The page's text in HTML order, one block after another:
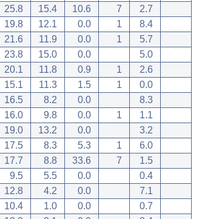
25.8 15.4 10.6 7
2.7
19.8 12.1 0.0 1
8.4
21.6 11.9 0.0 1
5.7
23.8 15.0 0.0
5.0
20.1 11.8 0.9 1
2.6
15.1 11.3 1.5 1
0.0
16.5 8.2 0.0
8.3
16.0 9.8 0.0 1
1.1
19.0 13.2 0.0
3.2
17.5 8.3 5.3 1
6.0
17.7 8.8 33.6 7
1.5
9.5 5.5 0.0
0.4
12.8 4.2 0.0
7.1
10.4 1.0 0.0
0.7